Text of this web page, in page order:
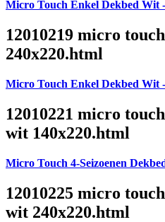
Micro Touch Enkel Dekbed Wit
12010219 micro
240x220.html
Micro Touch Enkel Dekbed Wit
12010221 micro
wit 140x220.html
Micro Touch 4-Seizoenen
12010225 micro
wit 240x220.html